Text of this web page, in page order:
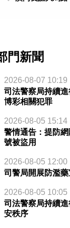
門新聞
2026-08-07 10:19
司法警察局持續
博彩相關犯罪
2026-08-05 15:14
警情通告：提防
號被盜用
2026-08-05 12:00
司警局開展防濫
2026-08-05 10:05
司法警察局持續
安秩序